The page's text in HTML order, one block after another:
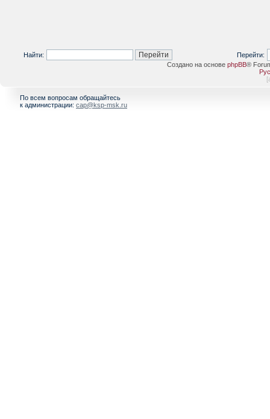
Найти:
Перейти:
Создано на основе phpBB®
[
По всем вопросам обращайтесь
к администрации: cap@ksp-msk.ru